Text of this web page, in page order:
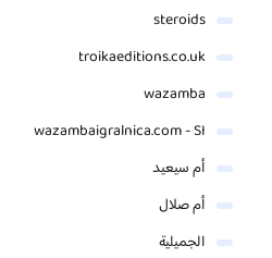
steroids
troikaeditions.co.uk
wazamba
wazambaigralnica.com - SI
أم سيعيد
أم صلال
الجميلية